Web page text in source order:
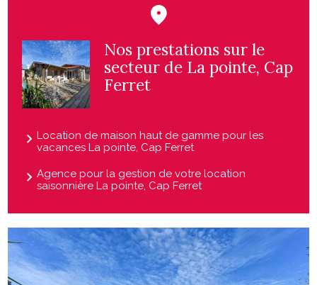
Nos prestations sur le
secteur de La pointe, Cap
Ferret
Location de maison haut de gamme pour les
vacances La pointe, Cap Ferret
Agence pour la gestion de votre location
saisonnière La pointe, Cap Ferret